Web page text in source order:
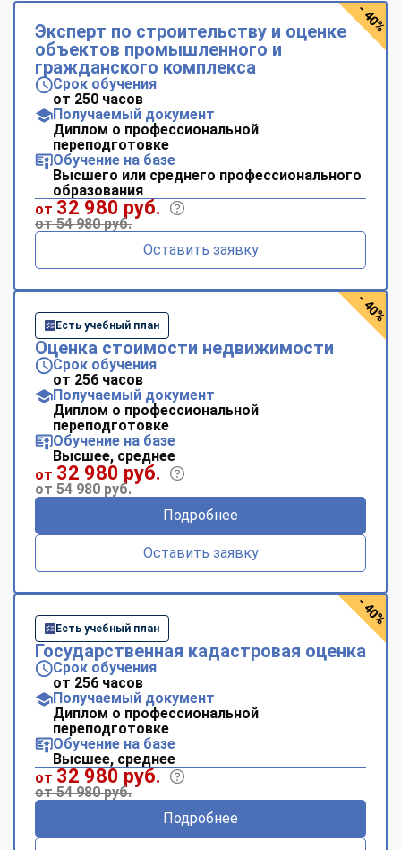
Эксперт по строительству и оценке
объектов промышленного и
гражданского комплекса
Срок обучения
от 250 часов
Получаемый документ
Диплом о профессиональной
переподготовке
Обучение на базе
Высшего или среднего профессионального
образования
от 32 980 руб.
от 54 980 руб.
Оставить заявку
- 40%
Есть учебный план
Оценка стоимости недвижимости
Срок обучения
от 256 часов
Получаемый документ
Диплом о профессиональной
переподготовке
Обучение на базе
Высшее, среднее
от 32 980 руб.
от 54 980 руб.
Подробнее
Оставить заявку
- 40%
Есть учебный план
Государственная кадастровая оценка
Срок обучения
от 256 часов
Получаемый документ
Диплом о профессиональной
переподготовке
Обучение на базе
Высшее, среднее
от 32 980 руб.
от 54 980 руб.
Подробнее
- 40%